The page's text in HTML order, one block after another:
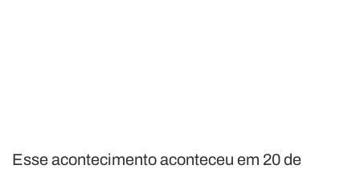
Esse acontecimento aconteceu em 20 de